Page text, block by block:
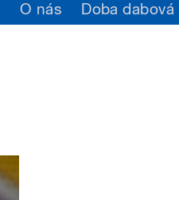
O nás Doba dabová